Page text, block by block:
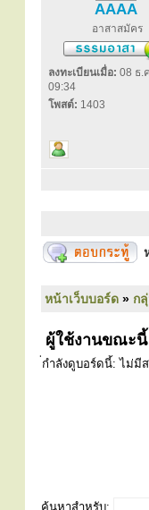
AAAA
อาสาสมัคร
ลงทะเบียนเมื่อ: 08 ธ.
09:34
โพสต์: 1403
หน้าเว็บบอร์ด » ก
ผู้ใช้งานขณะนี้
กำลังดูบอร์ดนี้: ไม่มี
ค้นหาสำหรับ: